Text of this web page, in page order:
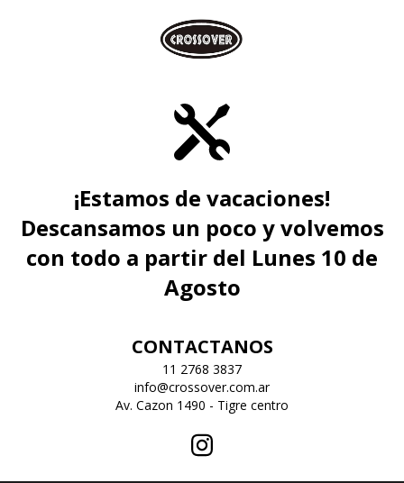
¡Estamos de vacaciones!
Descansamos un poco y volvemos
con todo a partir del Lunes 10 de
Agosto
CONTACTANOS
11 2768 3837
info@crossover.com.ar
Av. Cazon 1490 - Tigre centro